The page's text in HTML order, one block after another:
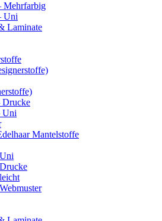
Mehrfarbig
Uni
Laminate
Drucke
Uni
Mantelstoffe